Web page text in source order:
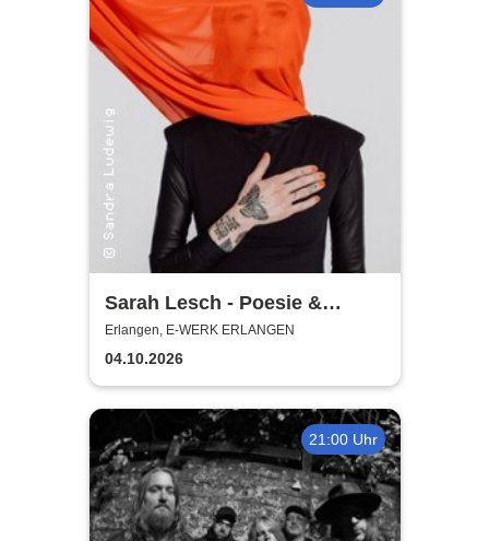
Sarah Lesch - Poesie &
Widerstand Tour
Erlangen, E-WERK ERLANGEN
04.10.2026
21:00 Uhr